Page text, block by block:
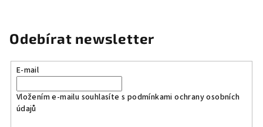
Odebírat newsletter
E-mail
Vložením e-mailu souhlasíte s podmínkami ochrany osobních
údajů